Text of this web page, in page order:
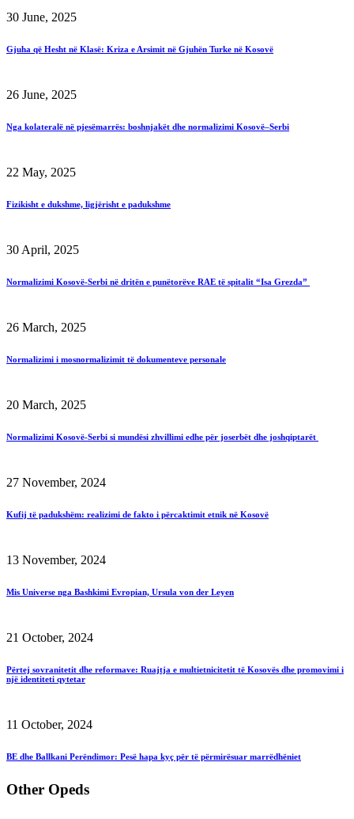
30 June, 2025
Gjuha që Hesht në Klasë: Kriza e Arsimit në Gjuhën Turke në Kosovë
26 June, 2025
Nga kolateralë në pjesëmarrës: boshnjakët dhe normalizimi Kosovë–Serbi
22 May, 2025
Fizikisht e dukshme, ligjërisht e padukshme
30 April, 2025
Normalizimi Kosovë-Serbi në dritën e punëtorëve RAE të spitalit “Isa Grezda”
26 March, 2025
Normalizimi i mosnormalizimit të dokumenteve personale
20 March, 2025
Normalizimi Kosovë-Serbi si mundësi zhvillimi edhe për joserbët dhe joshqiptarët
27 November, 2024
Kufij të padukshëm: realizimi de fakto i përcaktimit etnik në Kosovë
13 November, 2024
Mis Universe nga Bashkimi Evropian, Ursula von der Leyen
21 October, 2024
Përtej sovranitetit dhe reformave: Ruajtja e multietnicitetit të Kosovës dhe promovimi i
një identiteti qytetar
11 October, 2024
BE dhe Ballkani Perëndimor: Pesë hapa kyç për të përmirësuar marrëdhëniet
Other Opeds